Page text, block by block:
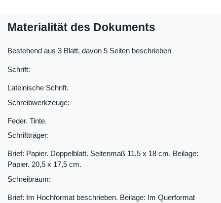
Materialität des Dokuments
Bestehend aus 3 Blatt, davon 5 Seiten beschrieben
Schrift:
Lateinische Schrift.
Schreibwerkzeuge:
Feder. Tinte.
Schriftträger:
Brief: Papier. Doppelblatt. Seitenmaß 11,5 x 18 cm. Beilage:
Papier. 20,5 x 17,5 cm.
Schreibraum:
Brief: Im Hochformat beschrieben. Beilage: Im Querformat